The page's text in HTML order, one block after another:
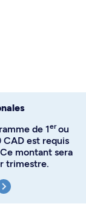
de 1erou
CAD est requis
montant sera
trimestre.